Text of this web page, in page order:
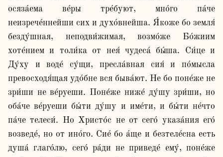
осяза́ема ве́ры тре́буют, мно́го па́че
неизрече́ннейши сих и духо́внейша. Я́коже бо земля́
безду́шная, неподви́жимая, возмо́же Бо́жиим
хоте́нием и толи́ка от нея́ чудеса́ бы́ша. Си́це и
Ду́ху и воде́ су́щи, пресла́вная сия́ и по́мысла
превосходя́щая удо́бне вся быва́ют. Не бо поне́же не
зри́ши не ве́руеши. Поне́же ниже́ ду́шу зри́ши, но
оба́че ве́руеши бы́ти ду́шу и име́ти, и бы́ти не́что
па́че телеси́. Но Христо́с не от сего́ указа́ния его́
возведе́, но от ино́го. Сие́ бо а́ще и безтеле́сна есть
душа́ глаго́лю, сего́ ра́ди не приведе́ ему́, поне́же